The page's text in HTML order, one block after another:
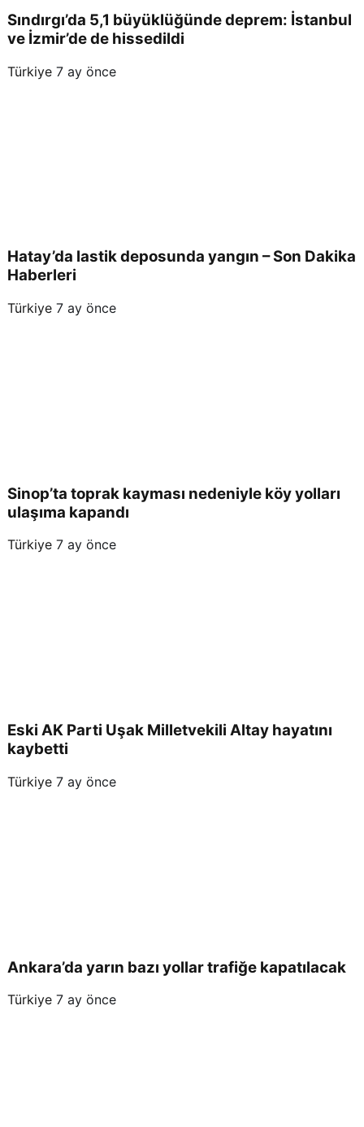
Sındırgı’da 5,1 büyüklüğünde deprem: İstanbul
ve İzmir’de de hissedildi
Türkiye 7 ay önce
Hatay’da lastik deposunda yangın – Son Dakika
Haberleri
Türkiye 7 ay önce
Sinop’ta toprak kayması nedeniyle köy yolları
ulaşıma kapandı
Türkiye 7 ay önce
Eski AK Parti Uşak Milletvekili Altay hayatını
kaybetti
Türkiye 7 ay önce
Ankara’da yarın bazı yollar trafiğe kapatılacak
Türkiye 7 ay önce